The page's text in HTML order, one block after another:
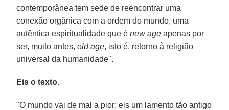
contemporânea tem sede de reencontrar uma
conexão orgânica com a ordem do mundo, uma
autêntica espiritualidade que énew age apenas por
ser, muito antes,old age, isto é, retorno à religião
universal da humanidade".
Eis o texto.
"O mundo vai de mal a pior: eis um lamento tão antigo